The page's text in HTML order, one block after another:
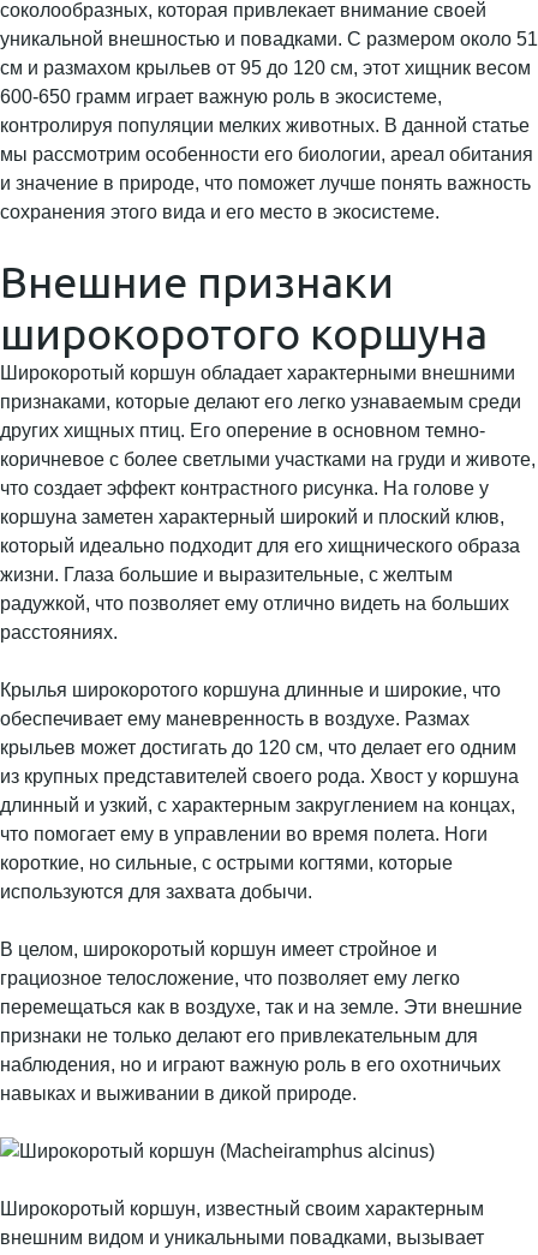
соколообразных, которая привлекает внимание своей
уникальной внешностью и повадками. С размером около 51
см и размахом крыльев от 95 до 120 см, этот хищник весом
600-650 грамм играет важную роль в экосистеме,
контролируя популяции мелких животных. В данной статье
мы рассмотрим особенности его биологии, ареал обитания
и значение в природе, что поможет лучше понять важность
сохранения этого вида и его место в экосистеме.
Внешние признаки
широкоротого коршуна
Широкоротый коршун обладает характерными внешними
признаками, которые делают его легко узнаваемым среди
других хищных птиц. Его оперение в основном темно-
коричневое с более светлыми участками на груди и животе,
что создает эффект контрастного рисунка. На голове у
коршуна заметен характерный широкий и плоский клюв,
который идеально подходит для его хищнического образа
жизни. Глаза большие и выразительные, с желтым
радужкой, что позволяет ему отлично видеть на больших
расстояниях.
Крылья широкоротого коршуна длинные и широкие, что
обеспечивает ему маневренность в воздухе. Размах
крыльев может достигать до 120 см, что делает его одним
из крупных представителей своего рода. Хвост у коршуна
длинный и узкий, с характерным закруглением на концах,
что помогает ему в управлении во время полета. Ноги
короткие, но сильные, с острыми когтями, которые
используются для захвата добычи.
В целом, широкоротый коршун имеет стройное и
грациозное телосложение, что позволяет ему легко
перемещаться как в воздухе, так и на земле. Эти внешние
признаки не только делают его привлекательным для
наблюдения, но и играют важную роль в его охотничьих
навыках и выживании в дикой природе.
Широкоротый коршун, известный своим характерным
внешним видом и уникальными повадками, вызывает